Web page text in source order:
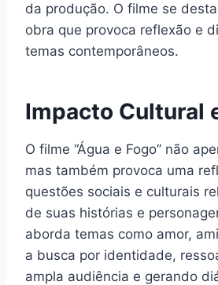
da produção. O filme se
obra que provoca reflexão e
temas contemporâneos.
Impacto Cultural
O filme “Água e Fogo” não
mas também provoca uma
questões sociais e culturais
de suas histórias e
aborda temas como amor,
a busca por identidade,
ampla audiência e gerando